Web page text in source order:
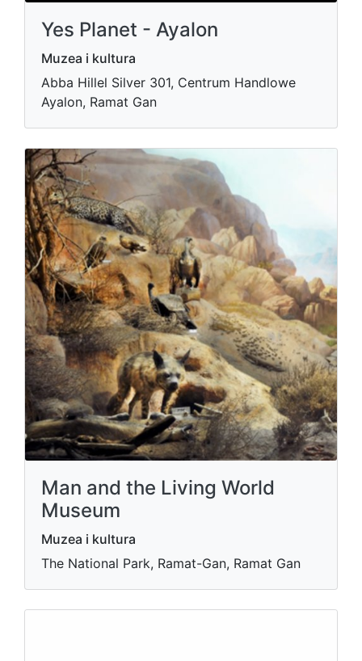
Yes Planet - Ayalon
Muzea i kultura
Abba Hillel Silver 301, Centrum Handlowe
Ayalon, Ramat Gan
Man and the Living World
Museum
Muzea i kultura
The National Park, Ramat-Gan, Ramat Gan